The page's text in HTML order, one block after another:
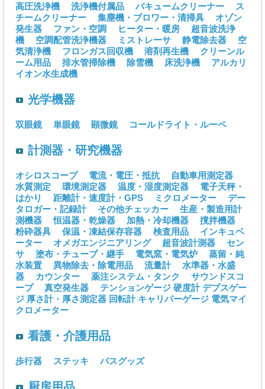
高圧洗浄機 洗浄機付属品 バキュームクリーナー
ス
チームクリーナー
集塵機・ブロワー・清掃具
オゾン
発生器
ファン・空調 ヒーター・暖房
超音波洗浄
機
空調配管洗浄機器 ミストレーサ 静電除去器
空
気清浄機
フロンガス回収機 溶剤再生機
クリーンル
ーム用品
排水管掃除機 除雪機 床洗浄機
アルカリ
イオン水生成機
光学機器
双眼鏡 単眼鏡 顕微鏡 コールドライト・ルーペ
計測器・研究機器
オシロスコープ 電流・電圧・抵抗
自動車用測定器
水質測定
環境測定器 温度・湿度測定器
電子天秤・
はかり
距離計・速度計・GPS ミクロメーター
デー
タロガー・記録計
その他チェッカー
生産・製造用計
測機器
恒温器・乾燥器 加熱・冷却機器
撹拌機器
粉砕器具
保温・凍結保存容器 検査用品
インキュベ
ーター
オメガエンジニアリング 超音波計測器
セン
サ
塗布・チューブ・継手 電気窯・電気炉
蒸留・純
水装置
異物除去・除電用品 流量計
水準器・水盛
器
カウンター 薬注システム・タンク
サウンドスコ
ープ
真空発生器 テンションゲージ 硬度計 デプスゲー
ジ 厚さ計・厚さ測定器 回転計 キャリパーゲージ 電気マイ
クロメーター
看護・介護用品
歩行器 ステッキ バスグッズ